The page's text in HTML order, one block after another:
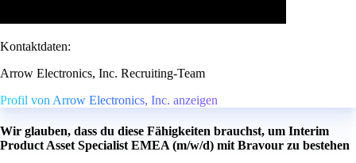
Kontaktdaten:
Arrow Electronics, Inc. Recruiting-Team
Profil von Arrow Electronics, Inc. anzeigen
Wir glauben, dass du diese Fähigkeiten brauchst, um Interim
Product Asset Specialist EMEA (m/w/d) mit Bravour zu bestehen